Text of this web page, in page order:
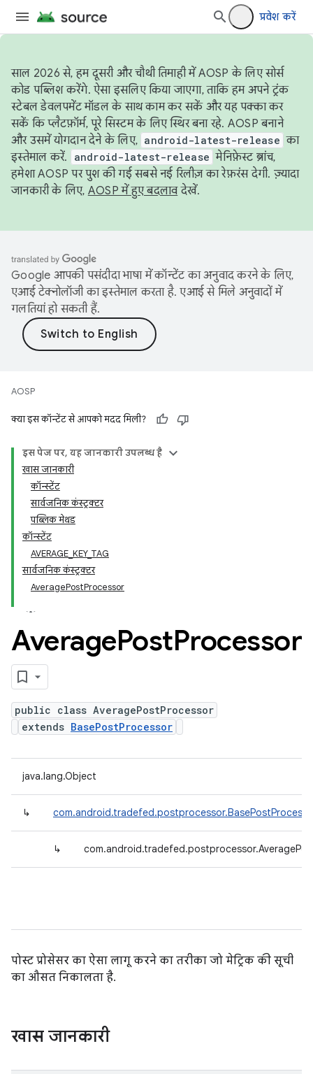
प्रवेश करें
साल 2026 से, हम दूसरी और चौथी तिमाही में AOSP के लिए सोर्स
कोड पब्लिश करेंगे. ऐसा इसलिए किया जाएगा, ताकि हम अपने ट्रंक
स्टेबल डेवलपमेंट मॉडल के साथ काम कर सकें और यह पक्का कर
सकें कि प्लैटफ़ॉर्म, पूरे सिस्टम के लिए स्थिर बना रहे. AOSP बनाने
और उसमें योगदान देने के लिए, android-latest-release का
इस्तेमाल करें.
android-latest-release मेनिफ़ेस्ट ब्रांच,
हमेशा AOSP पर पुश की गई सबसे नई रिलीज़ का रेफ़रंस देगी. ज़्यादा
जानकारी के लिए, AOSP में हुए बदलावदेखें.
Google आपकी पसंदीदा भाषा में कॉन्टेंट का अनुवाद करने के लिए,
एआई टेक्नोलॉजी का इस्तेमाल करता है. एआई से मिले अनुवादों में
गलतियां हो सकती हैं.
AOSP
क्या इस कॉन्टेंट से आपको मदद मिली?
इस पेज पर, यह जानकारी उपलब्ध है
खास जानकारी
कॉन्स्टेंट
सार्वजनिक कंस्ट्रक्टर
पब्लिक मेथड
कॉन्स्टेंट
AVERAGE_KEY_TAG
सार्वजनिक कंस्ट्रक्टर
AveragePostProcessor
AveragePostProcessor
public class AveragePostProcessor
extends BasePostProcessor
java.lang.Object
↳
↳
पोस्ट प्रोसेसर का ऐसा लागू करने का तरीका जो मेट्रिक की सूची
का औसत निकालता है.
खास जानकारी